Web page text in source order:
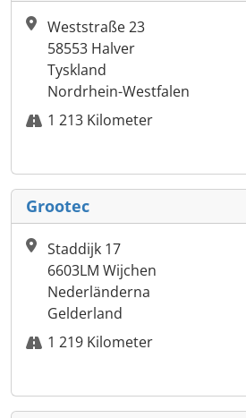
Weststraße 23
58553 Halver
Tyskland
Nordrhein-Westfalen
1 213 Kilometer
Grootec
Staddijk 17
6603LM Wijchen
Nederländerna
Gelderland
1 219 Kilometer